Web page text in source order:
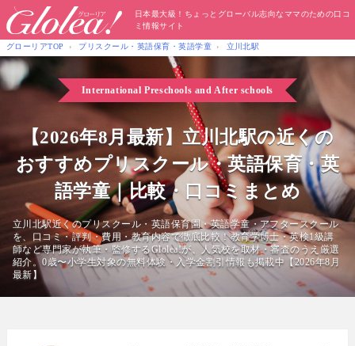
日本最大級！ちょっとグローバル志向なママのための口コ
ミ情報サイト
グローリアTOP プリスクール・英語保育・英語学童 立川北駅
International Preschools and After schools
【2026年8月最新】立川北駅の近くの
おすすめプリスクール・英語保育・英
語学童｜比較・口コミまとめ
立川北駅近くのプリスクール・英語保育園・英語学童・アフタースクール
を、口コミ・評判・費用・教育内容で徹底比較！教育学博士・英検1級講
師など専門家が執筆・監修するGlolea!が、人気校を取材・審査のうえ厳選
紹介。0歳〜小学生対象の無料体験・入学金割引情報も掲載中【2026年8月
最新】